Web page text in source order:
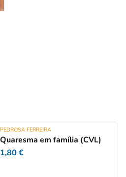
PEDROSA FERREIRA
Quaresma em família (CVL)
1,80€